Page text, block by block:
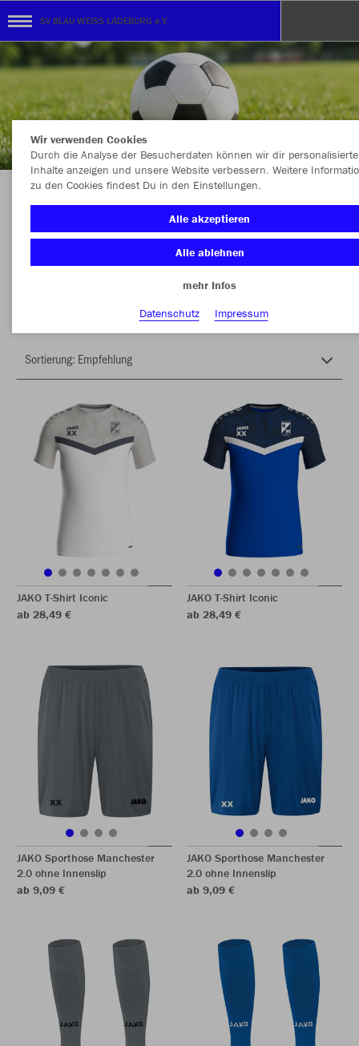
SV BLAU WEISS LADEBURG e.V.
Herzlich Willkommen im Teamshop SV BLAU
WEISS LADEBURG e.V.
JAKO T-Shirt Iconic
ab 28,49 €
JAKO T-Shirt Iconic
ab 28,49 €
JAKO Sporthose Manchester
2.0 ohne Innenslip
ab 9,09 €
JAKO Sporthose Manchester
2.0 ohne Innenslip
ab 9,09 €
Wir verwenden Cookies
Durch die Analyse der Besucherdaten können wir dir personalisierte
Inhalte anzeigen und unsere Website verbessern. Weitere
zu den Cookies findest Du in den Einstellungen.
Alle akzeptieren
Alle ablehnen
mehr Infos
Datenschutz
Impressum